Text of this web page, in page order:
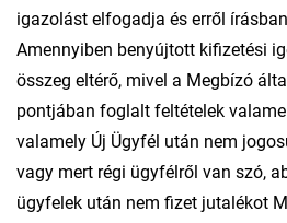
igazolást elfogadja és erről
Amennyiben benyújtott kifizetési
összeg eltérő, mivel a Megbízó
pontjában foglalt feltételek
valamely Új Ügyfél után nem
vagy mert régi ügyfélről van szó,
ügyfelek után nem fizet jutalékot